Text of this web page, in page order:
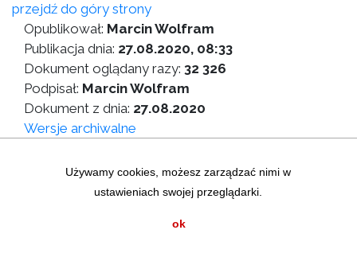
Używamy cookies, możesz zarządzać nimi w
ustawieniach swojej przeglądarki.
ok
przejdź do góry strony
Opublikował: Marcin Wolfram
Publikacja dnia: 27.08.2020, 08:33
Dokument oglądany razy: 32 326
Podpisał: Marcin Wolfram
Dokument z dnia: 27.08.2020
Wersje archiwalne
Statystyki graficzne
Instrukcja korzystania z BIP